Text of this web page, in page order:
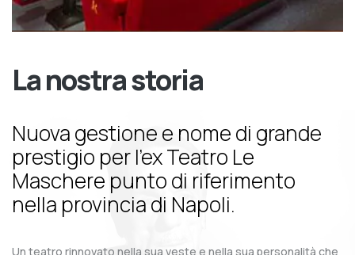
La nostra storia
Nuova gestione e nome di grande
prestigio per l’ex Teatro Le
Maschere punto di riferimento
nella provincia di Napoli.
Un teatro rinnovato nella sua veste e nella sua personalità che